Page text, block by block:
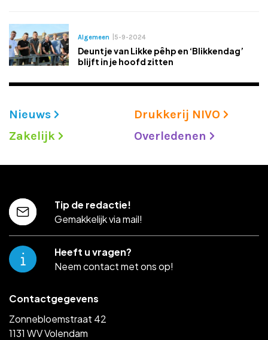
Algemeen 5-9-2024
Deuntje van Likke pêhp en ‘Blikkendag’
blijft in je hoofd zitten
Nieuws
Drukkerij NIVO
Zakelijk
Overledenen
Contactgegevens
Zonnebloemstraat 42
1131 WV Volendam
Tip de redactie!
Gemakkelijk via mail!
Heeft u vragen?
Neem contact met ons op!